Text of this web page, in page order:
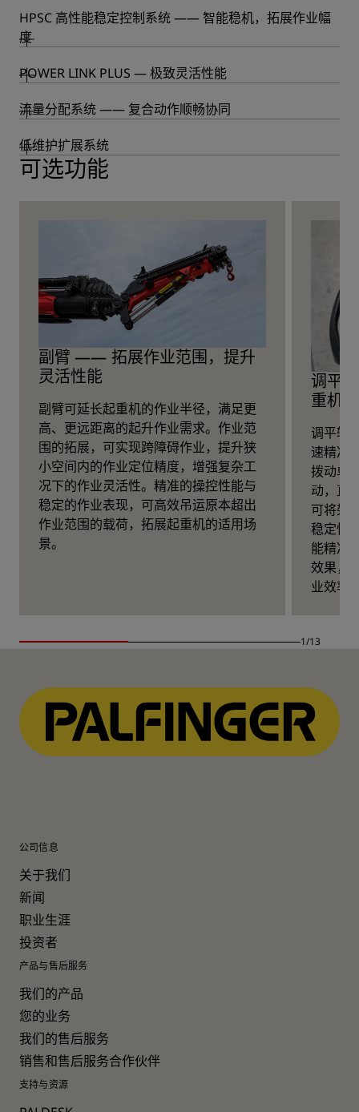
HPSC 高性能稳定控制系统 —— 智能稳机，拓展作业幅
度
POWER LINK PLUS — 极致灵活性能
流量分配系统 —— 复合动作顺畅协同
低维护扩展系统
可选功能
副臂 —— 拓展作业范围，提升
灵活性能
副臂可延长起重机的作业半径，满足更
高、更远距离的起升作业需求。作业范
围的拓展，可实现跨障碍作业，提升狭
小空间内的作业定位精度，增强复杂工
况下的作业灵活性。精准的操控性能与
稳定的作业表现，可高效吊运原本超出
作业范围的载荷，拓展起重机的适用场
景。
调平
重机
调平辅
速精准
拨动单
动，直
可将架
稳定性
能精准
效果，
业效率
1/13
公司信息
关于我们
新闻
职业生涯
投资者
产品与售后服务
我们的产品
您的业务
我们的售后服务
销售和售后服务合作伙伴
支持与资源